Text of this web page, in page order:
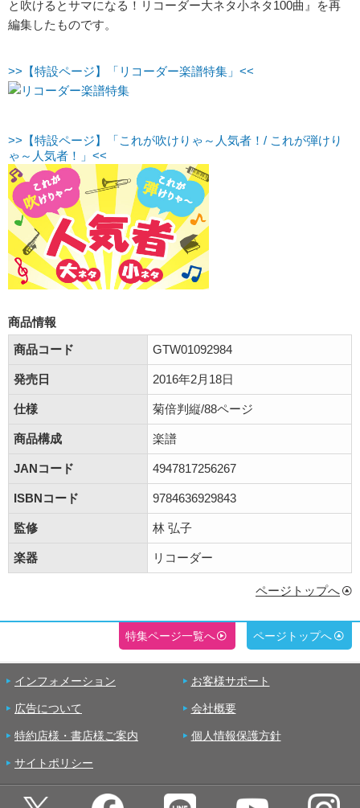
と吹けるとサマになる！リコーダー大ネタ小ネタ100曲』を再
編集したものです。
>>【特設ページ】「リコーダー楽譜特集」<<
>>【特設ページ】「これが吹けりゃ～人気者！/ これが弾けり
ゃ～人気者！」<<
商品情報
商品コード
GTW01092984
発売日 2016年2月18日
仕様 菊倍判縦/88ページ
商品構成 楽譜
JANコード 4947817256267
ISBNコード 9784636929843
監修 林 弘子
楽器 リコーダー
ページトップへ
特集ページ一覧へ ページトップへ
インフォメーション お客様サポート
広告について 会社概要
特約店様・書店様ご案内 個人情報保護方針
サイトポリシー